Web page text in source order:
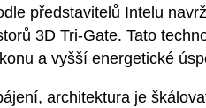
představitelů Intelu
3D Tri-Gate. Tato
a vyšší energetické
architektura je